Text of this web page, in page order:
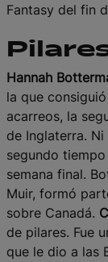
Fantasy del fin
Hannah
la que
acarreos, la
de Inglaterra.
segundo
semana final.
Muir, formó
sobre Canadá.
de pilares. Fue
que le dio a las